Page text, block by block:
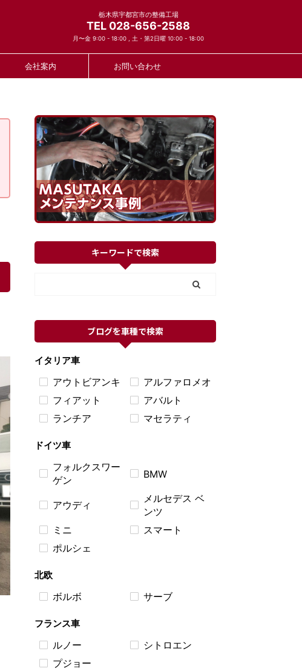
栃木県宇都宮市の整備工場
TEL 028-656-2588
月〜金 9:00 - 18:00 , 土・第2日曜 10:00 - 18:00
会社案内 お問い合わせ
キーワードで検索
ブログを車種で検索
イタリア車
アウトビアンキ
アルファロメオ
フィアット
アバルト
ランチア
マセラティ
ドイツ車
フォルクスワー
ゲン
BMW
アウディ
メルセデス ベ
ンツ
ミニ
スマート
ポルシェ
北欧
ボルボ サーブ
フランス車
ルノー
シトロエン
プジョー